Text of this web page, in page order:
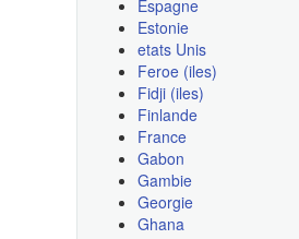
Espagne
Estonie
etats Unis
Feroe (iles)
Fidji (iles)
Finlande
France
Gabon
Gambie
Georgie
Ghana